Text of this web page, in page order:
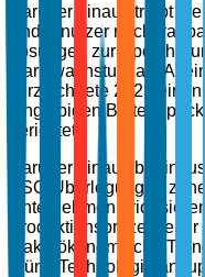
Darüber hinaus treibt
Endbenutzer nach
Lösungen zur
Marktwachstum an.
verzeichnete 2023
langlebigen
berichtet.
Darüber hinaus
ESG-Überlegungen
Unternehmen
Produktionsprozesse
makroökonomische
grüne Technologie